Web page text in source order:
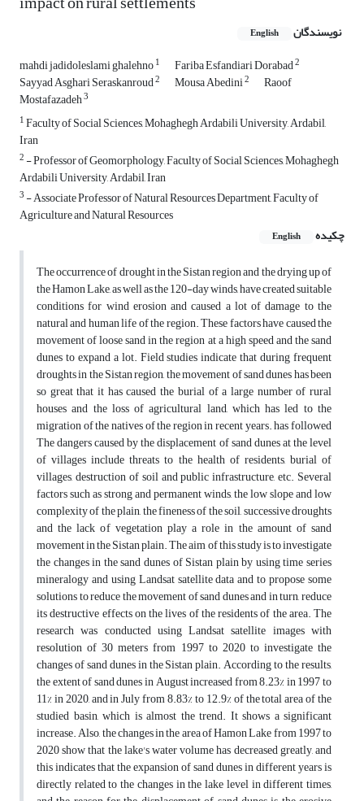
نویسندگان English
mahdi jadidoleslami ghalehno1 Fariba Esfandiari Dorabad2
Sayyad Asghari Seraskanroud2 Mousa Abedini2 Raoof
Mostafazadeh3
1Faculty of Social Sciences, Mohaghegh Ardabili University, Ardabil,
Iran
2 - Professor of Geomorphology, Faculty of Social Sciences, Mohaghegh
Ardabili University, Ardabil, Iran
3 - Associate Professor of Natural Resources Department, Faculty of
Agriculture and Natural Resources
چکیده
English
The occurrence of drought in the Sistan region and the drying up of
the Hamon Lake, as well as the 120-day winds, have created suitable
conditions for wind erosion and caused a lot of damage to the
natural and human life of the region. These factors have caused the
movement of loose sand in the region at a high speed and the sand
dunes to expand a lot. Field studies indicate that during frequent
droughts in the Sistan region, the movement of sand dunes has been
so great that it has caused the burial of a large number of rural
houses and the loss of agricultural land, which has led to the
migration of the natives of the region in recent years. has followed
The dangers caused by the displacement of sand dunes at the level
of villages include threats to the health of residents, burial of
villages, destruction of soil and public infrastructure, etc. Several
factors such as strong and permanent winds, the low slope and low
complexity of the plain, the fineness of the soil, successive droughts
and the lack of vegetation play a role in the amount of sand
movement in the Sistan plain. The aim of this study is to investigate
the changes in the sand dunes of Sistan plain by using time series
mineralogy and using Landsat satellite data and to propose some
solutions to reduce the movement of sand dunes and in turn, reduce
its destructive effects on the lives of the residents of the area. The
research was conducted using Landsat satellite images with
resolution of 30 meters from 1997 to 2020 to investigate the
changes of sand dunes in the Sistan plain. According to the results,
the extent of sand dunes in August increased from 8.23% in 1997 to
11% in 2020, and in July from 8.83% to 12.9% of the total area of the
studied basin, which is almost the trend. It shows a significant
increase. Also, the changes in the area of Hamon Lake from 1997 to
2020 show that the lake's water volume has decreased greatly, and
this indicates that the expansion of sand dunes in different years is
directly related to the changes in the lake level in different times,